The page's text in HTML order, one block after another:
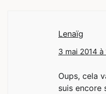
Lenaïg
3 mai 2014 à
Oups, cela
suis encore